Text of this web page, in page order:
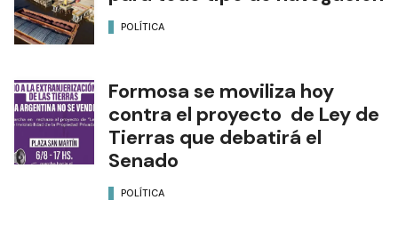
POLÍTICA
Formosa se moviliza hoy
contra el proyecto de Ley de
Tierras que debatirá el
Senado
POLÍTICA